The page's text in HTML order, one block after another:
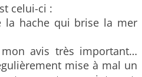
celui-ci :
la hache qui brise la mer
mon avis très important…
mise à mal un